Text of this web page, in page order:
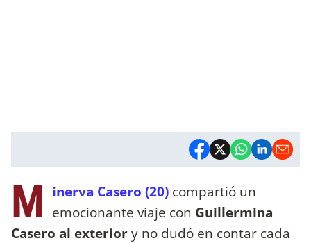
M inerva Casero (20) compartió un
emocionante viaje con Guillermina
Casero al exteriory no dudó en contar cada